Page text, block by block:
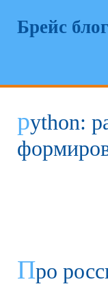
Брейс блог
python:
Про